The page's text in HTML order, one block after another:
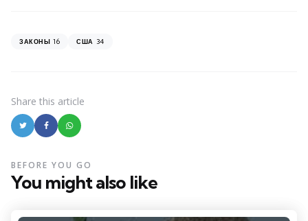
ЗАКОНЫ 16 США 34
Share this article
You might also like
BEFORE YOU GO